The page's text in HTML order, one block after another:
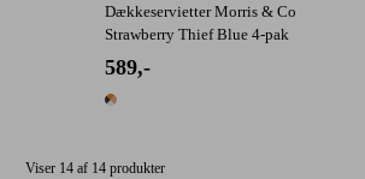
Dækkeservietter Morris & Co
Strawberry Thief Blue 4-pak
589,-
1 farve
Viser 14 af 14 produkter